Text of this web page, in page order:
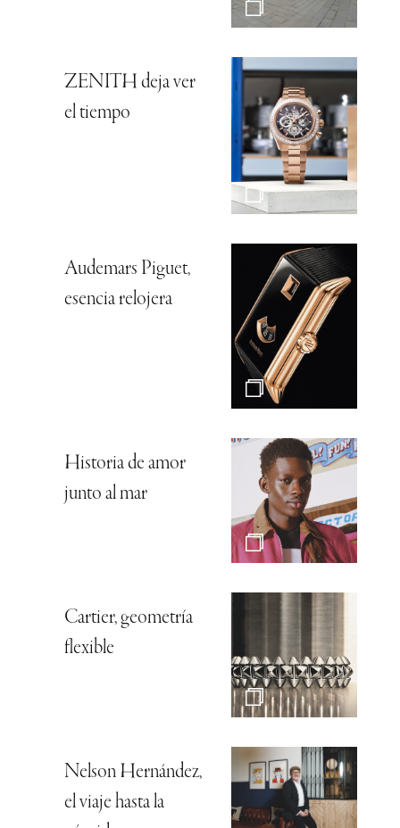
ZENITH deja ver
el tiempo
Audemars Piguet,
esencia relojera
Historia de amor
junto al mar
Cartier, geometría
flexible
Nelson Hernández,
el viaje hasta la